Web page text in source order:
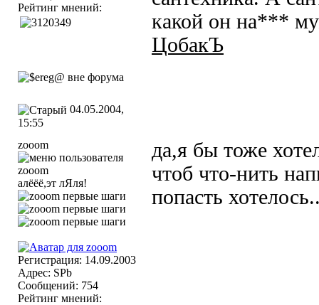
Рейтинг мнений:
какой он на***
ЦобакЪ
04.05.2004,
15:55
zooom
алёёё,эт лЯля!
Регистрация: 14.09.2003
Адрес: SPb
Сообщений: 754
Рейтинг мнений:
да,я бы тоже
чтоб что-нить
попасть